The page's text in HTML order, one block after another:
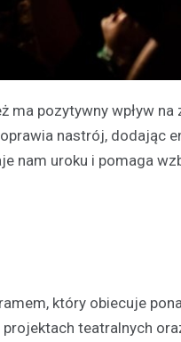
ma pozytywny wpływ
nastrój, dodając
nam uroku i pomaga
który obiecuje
teatralnych